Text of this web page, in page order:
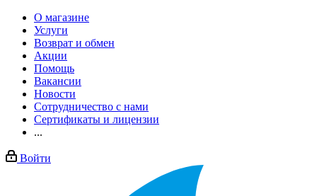
О магазине
Услуги
Возврат и обмен
Акции
Помощь
Вакансии
Новости
Сотрудничество с нами
Сертификаты и лицензии
...
Войти